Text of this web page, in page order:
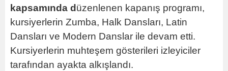
kapsamında d üzenlenen kapanış programı,
kursiyerlerin Zumba, Halk Dansları, Latin
Dansları ve Modern Danslar ile devam etti.
Kursiyerlerin muhteşem gösterileri izleyiciler
tarafından ayakta alkışlandı.